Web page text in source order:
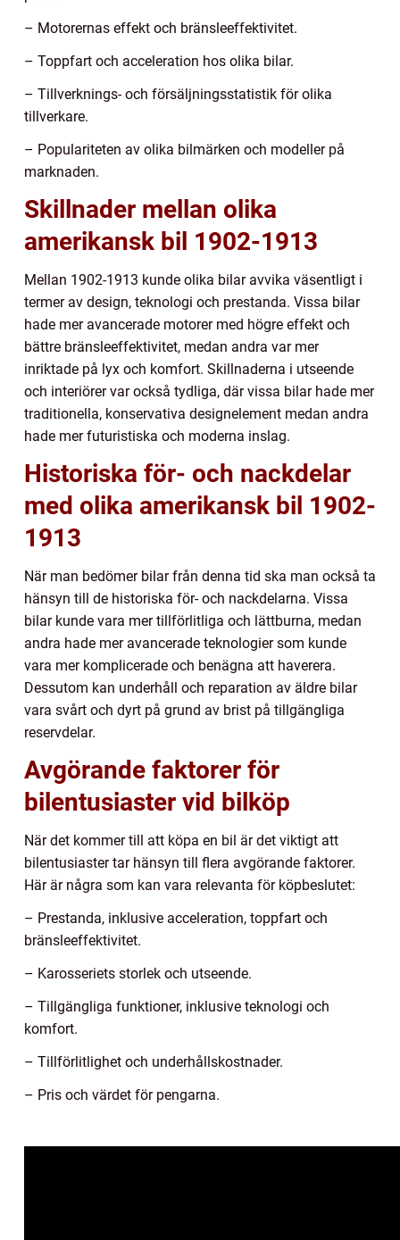
– Motorernas effekt och bränsleeffektivitet.
– Toppfart och acceleration hos olika bilar.
– Tillverknings- och försäljningsstatistik för olika
tillverkare.
– Populariteten av olika bilmärken och modeller på
marknaden.
Skillnader mellan olika
amerikansk bil 1902-1913
Mellan 1902-1913 kunde olika bilar avvika väsentligt i
termer av design, teknologi och prestanda. Vissa bilar
hade mer avancerade motorer med högre effekt och
bättre bränsleeffektivitet, medan andra var mer
inriktade på lyx och komfort. Skillnaderna i utseende
och interiörer var också tydliga, där vissa bilar hade mer
traditionella, konservativa designelement medan andra
hade mer futuristiska och moderna inslag.
Historiska för- och nackdelar
med olika amerikansk bil 1902-
1913
När man bedömer bilar från denna tid ska man också ta
hänsyn till de historiska för- och nackdelarna. Vissa
bilar kunde vara mer tillförlitliga och lättburna, medan
andra hade mer avancerade teknologier som kunde
vara mer komplicerade och benägna att haverera.
Dessutom kan underhåll och reparation av äldre bilar
vara svårt och dyrt på grund av brist på tillgängliga
reservdelar.
Avgörande faktorer för
bilentusiaster vid bilköp
När det kommer till att köpa en bil är det viktigt att
bilentusiaster tar hänsyn till flera avgörande faktorer.
Här är några som kan vara relevanta för köpbeslutet:
– Prestanda, inklusive acceleration, toppfart och
bränsleeffektivitet.
– Karosseriets storlek och utseende.
– Tillgängliga funktioner, inklusive teknologi och
komfort.
– Tillförlitlighet och underhållskostnader.
– Pris och värdet för pengarna.